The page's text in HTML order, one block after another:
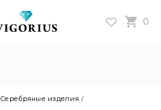
0
Серебряные изделия